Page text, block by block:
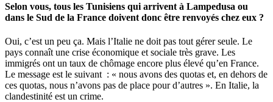
Selon vous, tous les Tunisiens qui arrivent à Lampedusa ou
dans le Sud de la France doivent donc être renvoyés chez eux ?
Oui, c’est un peu ça. Mais l’Italie ne doit pas tout gérer seule. Le
pays connaît une crise économique et sociale très grave. Les
immigrés ont un taux de chômage encore plus élevé qu’en France.
Le message est le suivant : « nous avons des quotas et, en dehors de
ces quotas, nous n’avons pas de place pour d’autres ». En Italie, la
clandestinité est un crime.